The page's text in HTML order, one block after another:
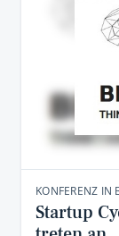
KONFERENZ IN
Startup